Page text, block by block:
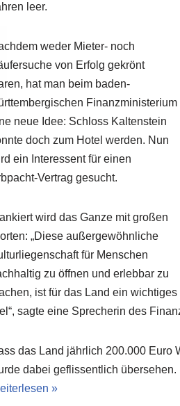
leer.
weder Mieter- noch
von Erfolg gekrönt
hat man beim baden-
Finanzministerium
neue Idee: Schloss Kaltenstein
doch zum Hotel werden. Nun
ein Interessent für einen
Vertrag gesucht.
wird das Ganze mit großen
„Diese außergewöhnliche
für Menschen
zu öffnen und erlebbar zu
ist für das Land ein wichtiges
sagte eine Sprecherin des
das Land jährlich 200.000 Euro
dabei geflissentlich übersehen.
»